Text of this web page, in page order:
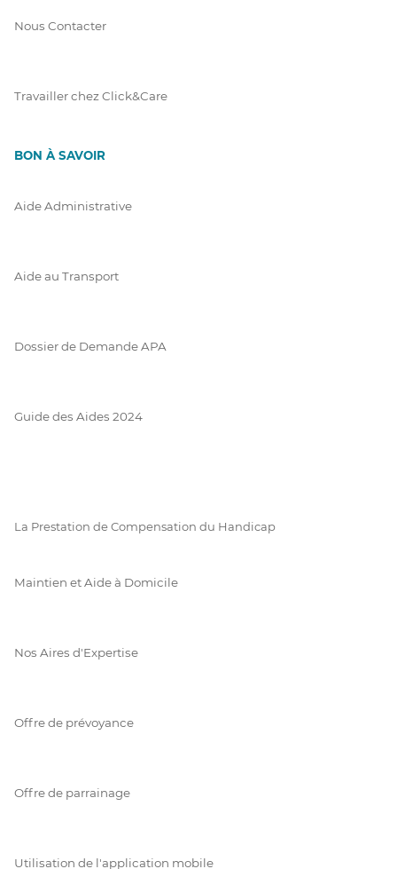
Nous Contacter
Travailler chez Click&Care
BON À SAVOIR
Aide Administrative
Aide au Transport
Dossier de Demande APA
Guide des Aides 2024
La Prestation de Compensation du Handicap
Maintien et Aide à Domicile
Nos Aires d'Expertise
Offre de prévoyance
Offre de parrainage
Utilisation de l'application mobile